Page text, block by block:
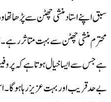
سبق اپنے استاد منشی چھٹن سے پڑھا
محترم منشی چھٹن سے بہت متاثر رہے۔
ہے جس سے ایسا خیال ہوتا ہے کہ
بے حد قریب اور بہت عزیز رہا